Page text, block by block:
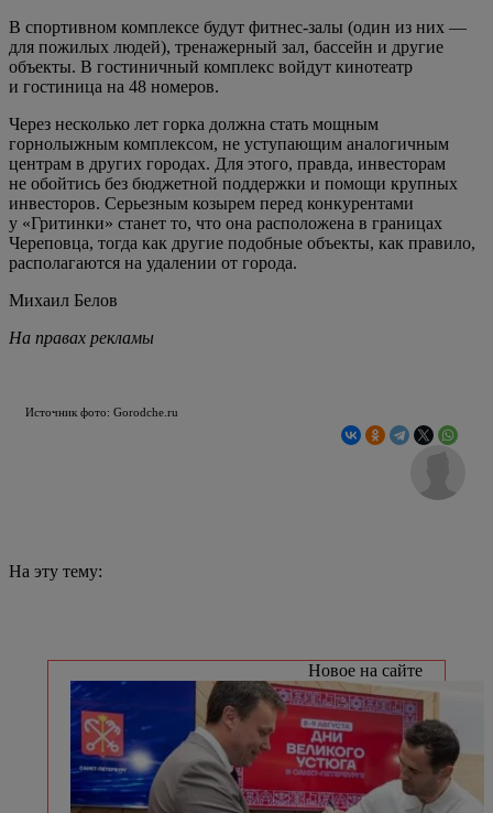
В спортивном комплексе будут фитнес-залы (один из них —
для пожилых людей), тренажерный зал, бассейн и другие
объекты. В гостиничный комплекс войдут кинотеатр
и гостиница на 48 номеров.
Через несколько лет горка должна стать мощным
горнолыжным комплексом, не уступающим аналогичным
центрам в других городах. Для этого, правда, инвесторам
не обойтись без бюджетной поддержки и помощи крупных
инвесторов. Серьезным козырем перед конкурентами
у «Гритинки» станет то, что она расположена в границах
Череповца, тогда как другие подобные объекты, как правило,
располагаются на удалении от города.
Михаил Белов
На правах рекламы
Источник фото: Gorodche.ru
На эту тему:
Новое на сайте